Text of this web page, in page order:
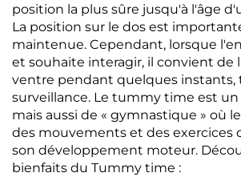
position la plus sûre jusqu'à l'âge
La position sur le dos est
maintenue. Cependant, lorsque
et souhaite interagir, il convient de
ventre pendant quelques instants,
surveillance. Le tummy time est
mais aussi de « gymnastique » où
des mouvements et des exercices
son développement moteur.
bienfaits du Tummy time :